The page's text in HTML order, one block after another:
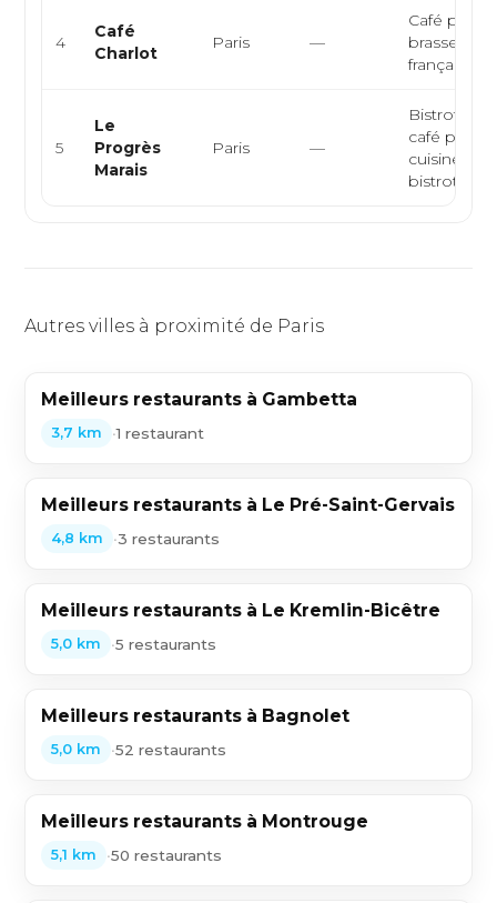
4
Café
Charlot
Paris —
Café
brasserie
française,
5
Le
Progrès
Marais
Paris —
Bistrot
café
cuisine de
bistrot
Autres villes à proximité de Paris
Meilleurs restaurants à Gambetta
3,7 km •1 restaurant
Meilleurs restaurants à Le Pré-Saint-Gervais
4,8 km •3 restaurants
Meilleurs restaurants à Le Kremlin-Bicêtre
5,0 km •5 restaurants
Meilleurs restaurants à Bagnolet
5,0 km •52 restaurants
Meilleurs restaurants à Montrouge
5,1 km •50 restaurants